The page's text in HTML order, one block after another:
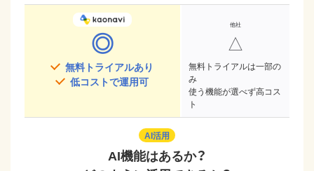
◎
無料トライアルあり
低コストで運用可
△
無料トライアルは一部の
み
使う機能が選べず高コス
ト
AI活用
AI機能はあるか？